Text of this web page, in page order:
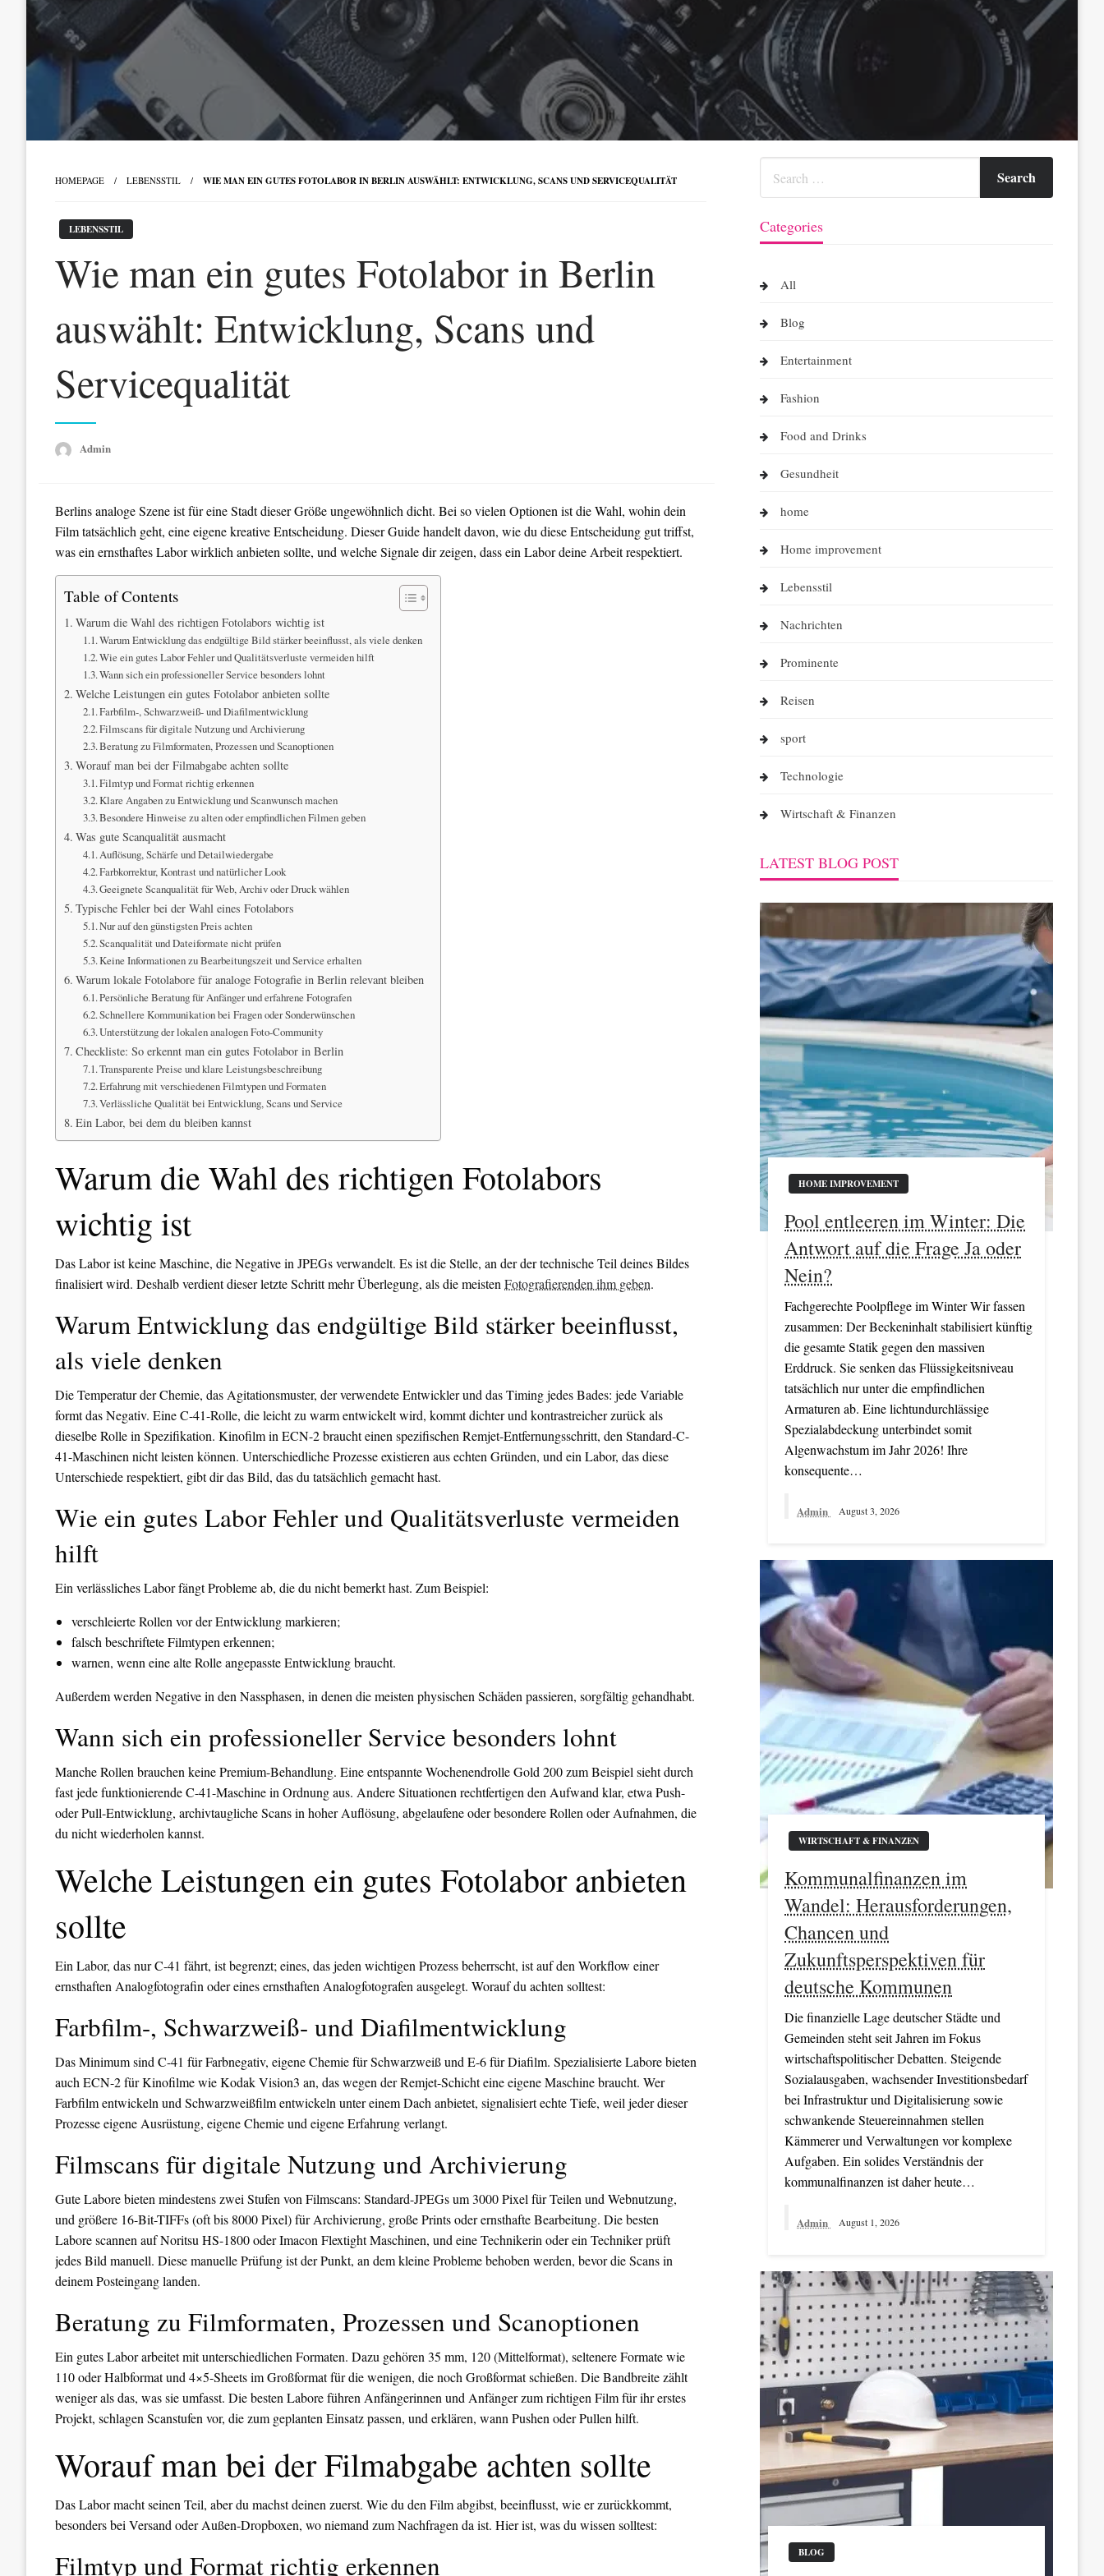
HOMEPAGE LEBENSSTIL WIE MAN EIN GUTES FOTOLABOR IN BERLIN AUSWÄHLT: ENTWICKLUNG, SCANS UND SERVICEQUALITÄT
LEBENSSTIL
Wie man ein gutes Fotolabor in Berlin
auswählt: Entwicklung, Scans und
Servicequalität
Admin
Berlins analoge Szene ist für eine Stadt dieser Größe ungewöhnlich dicht. Bei so vielen Optionen ist die Wahl, wohin dein
Film tatsächlich geht, eine eigene kreative Entscheidung. Dieser Guide handelt davon, wie du diese Entscheidung gut triffst,
was ein ernsthaftes Labor wirklich anbieten sollte, und welche Signale dir zeigen, dass ein Labor deine Arbeit respektiert.
Table of Contents
Warum die Wahl des richtigen Fotolabors wichtig ist
Warum Entwicklung das endgültige Bild stärker beeinflusst, als viele denken
Wie ein gutes Labor Fehler und Qualitätsverluste vermeiden hilft
Wann sich ein professioneller Service besonders lohnt
Welche Leistungen ein gutes Fotolabor anbieten sollte
Farbfilm-, Schwarzweiß- und Diafilmentwicklung
Filmscans für digitale Nutzung und Archivierung
Beratung zu Filmformaten, Prozessen und Scanoptionen
Worauf man bei der Filmabgabe achten sollte
Filmtyp und Format richtig erkennen
Klare Angaben zu Entwicklung und Scanwunsch machen
Besondere Hinweise zu alten oder empfindlichen Filmen geben
Was gute Scanqualität ausmacht
Auflösung, Schärfe und Detailwiedergabe
Farbkorrektur, Kontrast und natürlicher Look
Geeignete Scanqualität für Web, Archiv oder Druck wählen
Typische Fehler bei der Wahl eines Fotolabors
Nur auf den günstigsten Preis achten
Scanqualität und Dateiformate nicht prüfen
Keine Informationen zu Bearbeitungszeit und Service erhalten
Warum lokale Fotolabore für analoge Fotografie in Berlin relevant bleiben
Persönliche Beratung für Anfänger und erfahrene Fotografen
Schnellere Kommunikation bei Fragen oder Sonderwünschen
Unterstützung der lokalen analogen Foto-Community
Checkliste: So erkennt man ein gutes Fotolabor in Berlin
Transparente Preise und klare Leistungsbeschreibung
Erfahrung mit verschiedenen Filmtypen und Formaten
Verlässliche Qualität bei Entwicklung, Scans und Service
Ein Labor, bei dem du bleiben kannst
Warum die Wahl des richtigen Fotolabors
wichtig ist
Das Labor ist keine Maschine, die Negative in JPEGs verwandelt. Es ist die Stelle, an der der technische Teil deines Bildes
finalisiert wird. Deshalb verdient dieser letzte Schritt mehr Überlegung, als die meistenFotografierenden ihm geben.
Warum Entwicklung das endgültige Bild stärker beeinflusst,
als viele denken
Die Temperatur der Chemie, das Agitationsmuster, der verwendete Entwickler und das Timing jedes Bades: jede Variable
formt das Negativ. Eine C-41-Rolle, die leicht zu warm entwickelt wird, kommt dichter und kontrastreicher zurück als
dieselbe Rolle in Spezifikation. Kinofilm in ECN-2 braucht einen spezifischen Remjet-Entfernungsschritt, den Standard-C-
41-Maschinen nicht leisten können. Unterschiedliche Prozesse existieren aus echten Gründen, und ein Labor, das diese
Unterschiede respektiert, gibt dir das Bild, das du tatsächlich gemacht hast.
Wie ein gutes Labor Fehler und Qualitätsverluste vermeiden
hilft
Ein verlässliches Labor fängt Probleme ab, die du nicht bemerkt hast. Zum Beispiel:
verschleierte Rollen vor der Entwicklung markieren;
falsch beschriftete Filmtypen erkennen;
warnen, wenn eine alte Rolle angepasste Entwicklung braucht.
Außerdem werden Negative in den Nassphasen, in denen die meisten physischen Schäden passieren, sorgfältig gehandhabt.
Wann sich ein professioneller Service besonders lohnt
Manche Rollen brauchen keine Premium-Behandlung. Eine entspannte Wochenendrolle Gold 200 zum Beispiel sieht durch
fast jede funktionierende C-41-Maschine in Ordnung aus. Andere Situationen rechtfertigen den Aufwand klar, etwa Push-
oder Pull-Entwicklung, archivtaugliche Scans in hoher Auflösung, abgelaufene oder besondere Rollen oder Aufnahmen, die
du nicht wiederholen kannst.
Welche Leistungen ein gutes Fotolabor anbieten
sollte
Ein Labor, das nur C-41 fährt, ist begrenzt; eines, das jeden wichtigen Prozess beherrscht, ist auf den Workflow einer
ernsthaften Analogfotografin oder eines ernsthaften Analogfotografen ausgelegt. Worauf du achten solltest:
Farbfilm-, Schwarzweiß- und Diafilmentwicklung
Das Minimum sind C-41 für Farbnegativ, eigene Chemie für Schwarzweiß und E-6 für Diafilm. Spezialisierte Labore bieten
auch ECN-2 für Kinofilme wie Kodak Vision3 an, das wegen der Remjet-Schicht eine eigene Maschine braucht. Wer
Farbfilm entwickeln und Schwarzweißfilm entwickeln unter einem Dach anbietet, signalisiert echte Tiefe, weil jeder dieser
Prozesse eigene Ausrüstung, eigene Chemie und eigene Erfahrung verlangt.
Filmscans für digitale Nutzung und Archivierung
Gute Labore bieten mindestens zwei Stufen von Filmscans: Standard-JPEGs um 3000 Pixel für Teilen und Webnutzung,
und größere 16-Bit-TIFFs (oft bis 8000 Pixel) für Archivierung, große Prints oder ernsthafte Bearbeitung. Die besten
Labore scannen auf Noritsu HS-1800 oder Imacon Flextight Maschinen, und eine Technikerin oder ein Techniker prüft
jedes Bild manuell. Diese manuelle Prüfung ist der Punkt, an dem kleine Probleme behoben werden, bevor die Scans in
deinem Posteingang landen.
Beratung zu Filmformaten, Prozessen und Scanoptionen
Ein gutes Labor arbeitet mit unterschiedlichen Formaten. Dazu gehören 35 mm, 120 (Mittelformat), seltenere Formate wie
110 oder Halbformat und 4×5-Sheets im Großformat für die wenigen, die noch Großformat schießen. Die Bandbreite zählt
weniger als das, was sie umfasst. Die besten Labore führen Anfängerinnen und Anfänger zum richtigen Film für ihr erstes
Projekt, schlagen Scanstufen vor, die zum geplanten Einsatz passen, und erklären, wann Pushen oder Pullen hilft.
Worauf man bei der Filmabgabe achten sollte
Das Labor macht seinen Teil, aber du machst deinen zuerst. Wie du den Film abgibst, beeinflusst, wie er zurückkommt,
besonders bei Versand oder Außen-Dropboxen, wo niemand zum Nachfragen da ist. Hier ist, was du wissen solltest:
Filmtyp und Format richtig erkennen
Categories
All
Blog
Entertainment
Fashion
Food and Drinks
Gesundheit
home
Home improvement
Lebensstil
Nachrichten
Prominente
Reisen
sport
Technologie
Wirtschaft & Finanzen
LATEST BLOG POST
HOME IMPROVEMENT
Pool entleeren im Winter: Die
Antwort auf die Frage Ja oder
Nein?
Fachgerechte Poolpflege im Winter Wir fassen
zusammen: Der Beckeninhalt stabilisiert künftig
die gesamte Statik gegen den massiven
Erddruck. Sie senken das Flüssigkeitsniveau
tatsächlich nur unter die empfindlichen
Armaturen ab. Eine lichtundurchlässige
Spezialabdeckung unterbindet somit
Algenwachstum im Jahr 2026! Ihre
konsequente…
Admin August 3, 2026
WIRTSCHAFT & FINANZEN
Kommunalfinanzen im
Wandel: Herausforderungen,
Chancen und
Zukunftsperspektiven für
deutsche Kommunen
Die finanzielle Lage deutscher Städte und
Gemeinden steht seit Jahren im Fokus
wirtschaftspolitischer Debatten. Steigende
Sozialausgaben, wachsender Investitionsbedarf
bei Infrastruktur und Digitalisierung sowie
schwankende Steuereinnahmen stellen
Kämmerer und Verwaltungen vor komplexe
Aufgaben. Ein solides Verständnis der
kommunalfinanzen ist daher heute…
Admin August 1, 2026
BLOG